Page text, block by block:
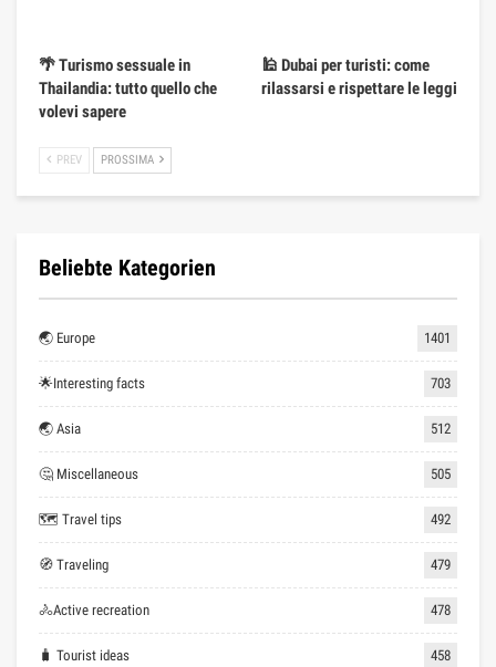
🌴 Turismo sessuale in
Thailandia: tutto quello che
volevi sapere
🕌 Dubai per turisti: come
rilassarsi e rispettare le leggi
PREV PROSSIMA
Beliebte Kategorien
🌏 Europe 1401
🌟Interesting facts 703
🌏 Asia 512
🤔 Miscellaneous 505
🗺 Travel tips 492
🧭 Traveling 479
🚴Active recreation 478
🧳 Tourist ideas 458